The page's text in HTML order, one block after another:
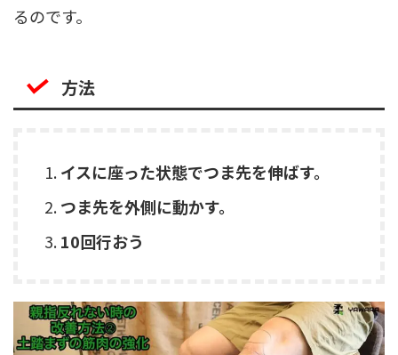
るのです。
方法
イスに座った状態でつま先を伸ばす。
つま先を外側に動かす。
10回行おう